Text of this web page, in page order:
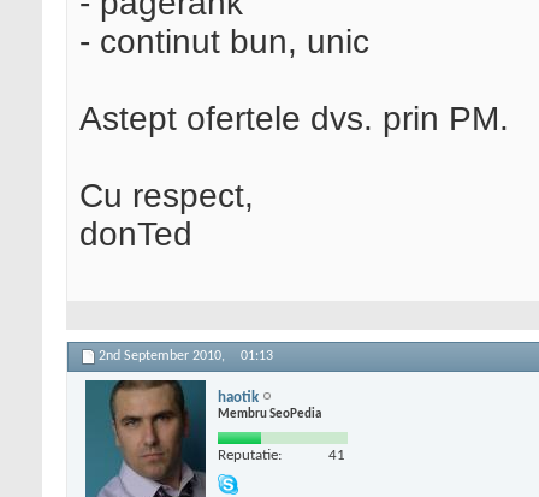
- continut bun, unic
Astept ofertele dvs. prin PM.
Cu respect,
donTed
2nd September 2010, 01:13
haotik
Membru SeoPedia
Reputatie: 41